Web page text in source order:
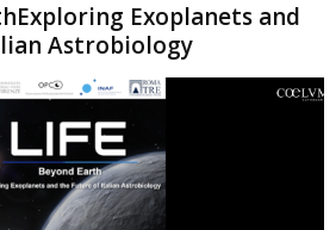
Exoplanets and
Astrobiology